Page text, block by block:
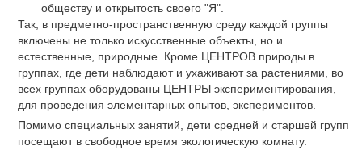
обществу и открытость своего "Я".
Так, в предметно-пространственную среду каждой группы
включены не только искусственные объекты, но и
естественные, природные. Кроме ЦЕНТРОВ природы в
группах, где дети наблюдают и ухаживают за растениями, во
всех группах оборудованы ЦЕНТРЫ экспериментирования,
для проведения элементарных опытов, экспериментов.
Помимо специальных занятий, дети средней и старшей групп
посещают в свободное время экологическую комнату.